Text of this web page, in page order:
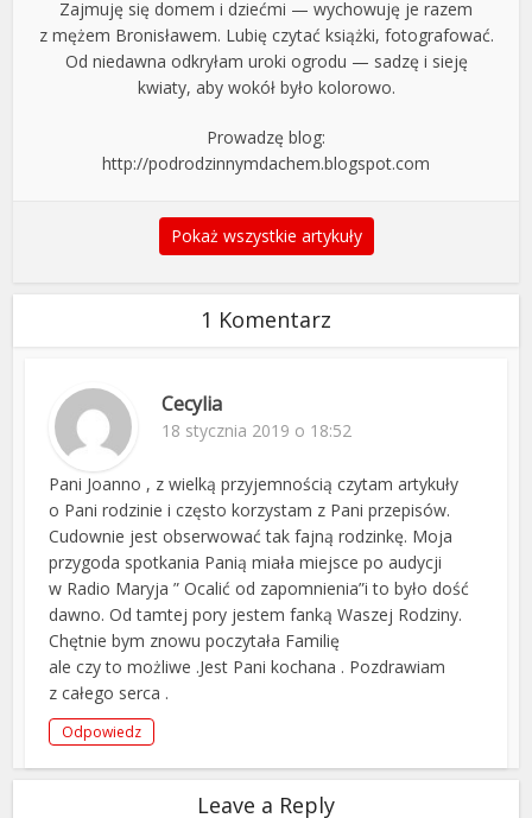
Zajmuję się domem i dziećmi — wychowuję je razem
z mężem Bronisławem. Lubię czytać książki, fotografować.
Od niedawna odkryłam uroki ogrodu — sadzę i sieję
kwiaty, aby wokół było kolorowo.
Prowadzę blog:
http://podrodzinnymdachem.blogspot.com
Pokaż wszystkie artykuły
1 Komentarz
Cecylia
18 stycznia 2019 o 18:52
Pani Joanno , z wielką przyjemnością czytam artykuły
o Pani rodzinie i często korzystam z Pani przepisów.
Cudownie jest obserwować tak fajną rodzinkę. Moja
przygoda spotkania Panią miała miejsce po audycji
w Radio Maryja ” Ocalić od zapomnienia”i to było dość
dawno. Od tamtej pory jestem fanką Waszej Rodziny.
Chętnie bym znowu poczytała Familię
ale czy to możliwe .Jest Pani kochana . Pozdrawiam
z całego serca .
Odpowiedz
Leave a Reply